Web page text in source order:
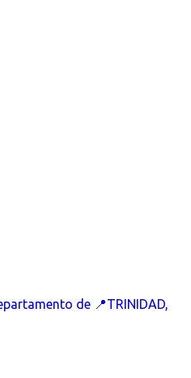
de 📍TRINIDAD,